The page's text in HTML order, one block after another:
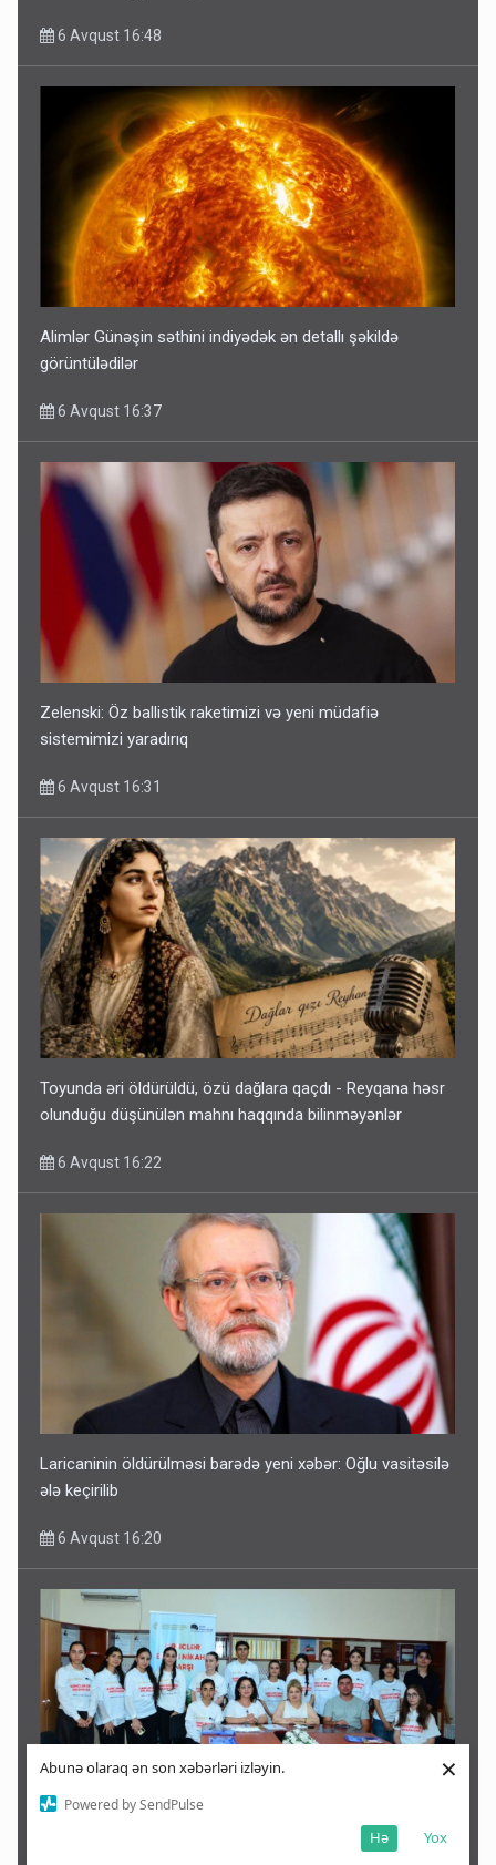
Abunə olaraq ən son xəbərləri izləyin.
Powered by SendPulse
Yox
Hə
×
6 Avqust 16:48
Alimlər Günəşin səthini indiyədək ən detallı şəkildə
görüntülədilər
6 Avqust 16:37
Zelenski: Öz ballistik raketimizi və yeni müdafiə
sistemimizi yaradırıq
6 Avqust 16:31
Toyunda əri öldürüldü, özü dağlara qaçdı - Reyqana həsr
olunduğu düşünülən mahnı haqqında bilinməyənlər
6 Avqust 16:22
Laricaninin öldürülməsi barədə yeni xəbər: Oğlu vasitəsilə
ələ keçirilib
6 Avqust 16:20
Qəbələdə gənclər erkən nikahın fəsadları barədə